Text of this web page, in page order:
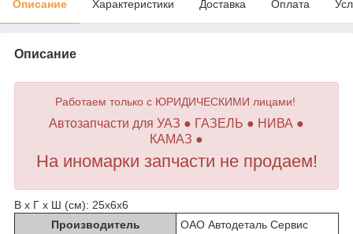
Описание Характеристики Доставка Оплата
Описание
Работаем только с ЮРИДИЧЕСКИМИ лицами!
Автозапчасти для УАЗ ● ГАЗЕЛЬ ● НИВА ●
КАМАЗ ●
На иномарки запчасти не продаем!
В х Г х Ш (см): 25х6х6
Производитель
ОАО Автодеталь Сервис